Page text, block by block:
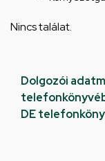
Nincs találat.
Dolgozói
DE